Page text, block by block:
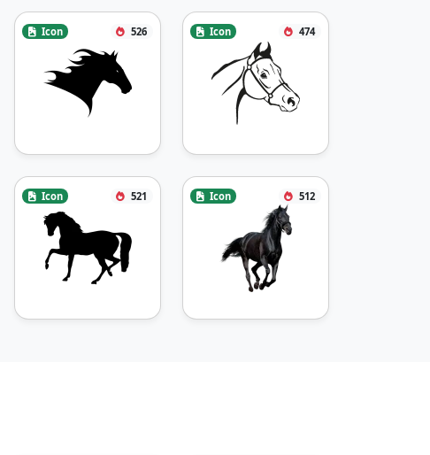
Icon 526 Icon 474
Icon 521 Icon 512